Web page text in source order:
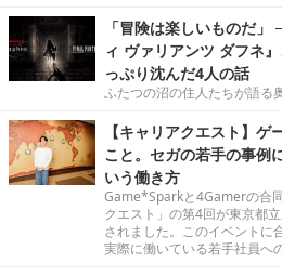
「冒険は楽しいものだ
ィ ヴァリアンツ ダフネ
っぷり沈んだ4人の話
ふたつの沼の住人たちが語る
【キャリアクエスト】
こと。セガの若手の事例
いう働き方
Game*Sparkと4Gamerの合
クエスト」の第4回が東京都
されました。このイベントに
実際に働いている若手社員へ